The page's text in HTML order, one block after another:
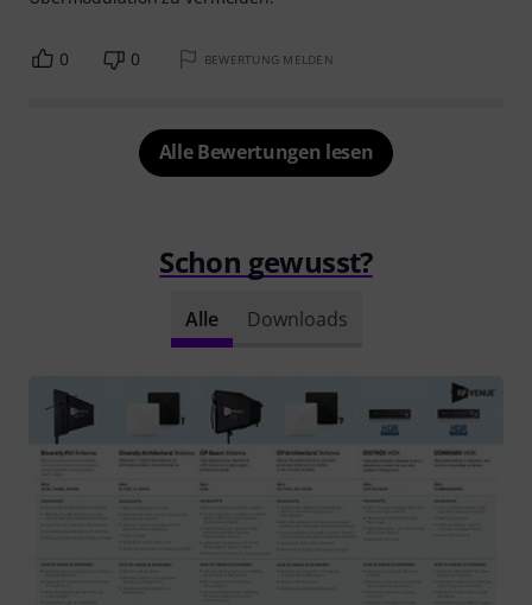
0 0 BEWERTUNG MELDEN
Alle Bewertungen lesen
Schon gewusst?
Alle Downloads